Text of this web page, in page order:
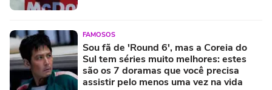
FAMOSOS
Sou fã de 'Round 6', mas a Coreia do
Sul tem séries muito melhores: estes
são os 7 doramas que você precisa
assistir pelo menos uma vez na vida